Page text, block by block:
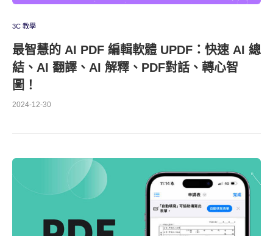
3C 教學
最智慧的 AI PDF 編輯軟體 UPDF：快速 AI 總
結、AI 翻譯、AI 解釋、PDF對話、轉心智
圖！
2024-12-30